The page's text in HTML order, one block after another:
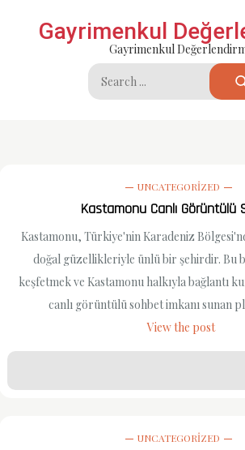
Gayrimenkul
Gayrimenkul
Search
for:
UNCATEGORIZED
Kastamonu Canlı Görüntülü
Kastamonu, Türkiye'nin Karadeniz
doğal güzellikleriyle ünlü bir şehirdir. Bu
keşfetmek ve Kastamonu halkıyla bağlantı
canlı görüntülü sohbet imkanı sunan
View the post
UNCATEGORIZED